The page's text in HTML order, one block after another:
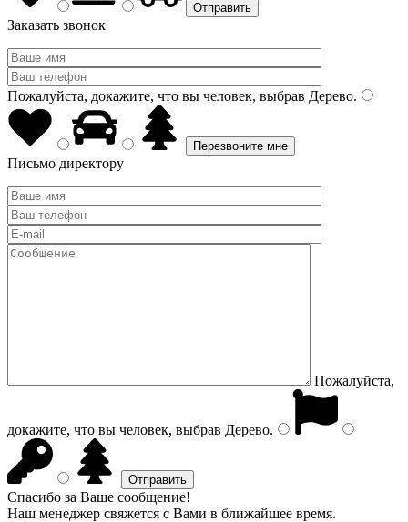
Заказать звонок
Пожалуйста, докажите, что вы человек, выбрав Дерево.
Письмо директору
Пожалуйста,
докажите, что вы человек, выбрав Дерево.
Спасибо за Ваше сообщение!
Наш менеджер свяжется с Вами в ближайшее время.